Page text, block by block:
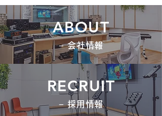
ABOUT
− 会社情報
RECRUIT
− 採用情報